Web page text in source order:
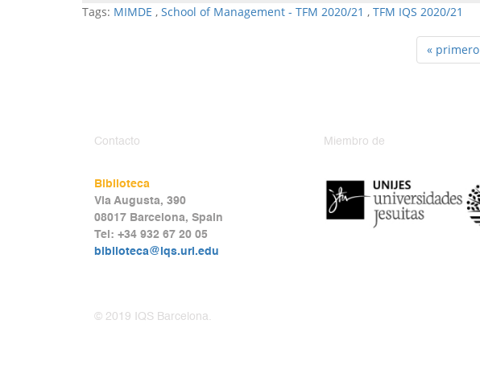
Tags: MIMDE , School of Management - TFM 2020/21 , TFM IQS 2020/21
« primero
Contacto
Biblioteca
Via Augusta, 390
08017 Barcelona, Spain
Tel: +34 932 67 20 05
biblioteca@iqs.url.edu
Miembro de
© 2019 IQS Barcelona.